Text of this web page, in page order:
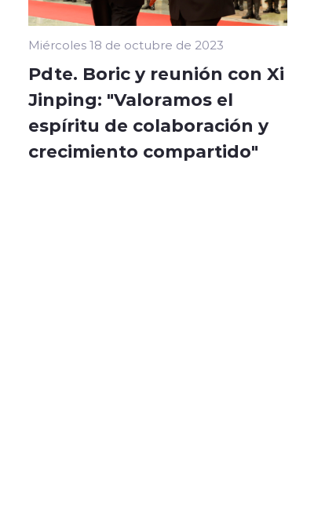
Miércoles 18 de octubre de 2023
Pdte. Boric y reunión con Xi
Jinping: "Valoramos el
espíritu de colaboración y
crecimiento compartido"